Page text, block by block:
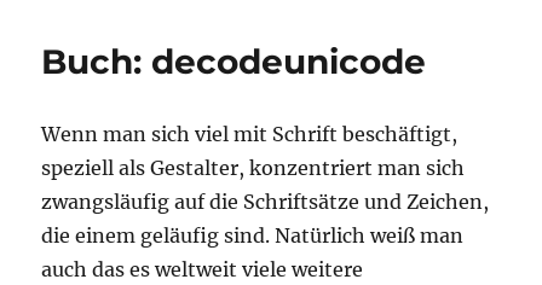
exzellent
Buch: decodeunicode
Wenn man sich viel mit Schrift beschäftigt,
speziell als Gestalter, konzentriert man sich
zwangsläufig auf die Schriftsätze und Zeichen,
die einem geläufig sind. Natürlich weiß man
auch das es weltweit viele weitere